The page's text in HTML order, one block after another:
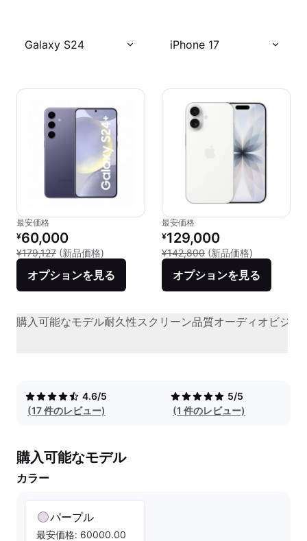
Galaxy S24 iPhone 17
最安価格
リファービッシュ品の価格：
¥60,000
¥179,127 (新品価格) 新品との比較：¥179,127
オプションを見る
最安価格
リファービッシュ品の価格：
¥129,000
¥142,800 (新品価格)
オプションを見る
購入可能なモデル耐久性スクリーン品質オーディオビジュ
4.6/5
(17 件のレビュー)
5/5
(1 件のレビュー)
購入可能なモデル
カラー
パープル
最安価格: 60000.00